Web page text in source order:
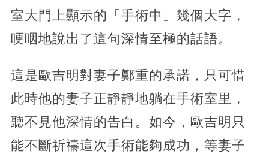
室大門上顯示的「手術中」幾個大字，
哽咽地說出了這句深情至極的話語。
這是歐吉明對妻子鄭重的承諾，只可惜
此時他的妻子正靜靜地躺在手術室里，
聽不見他深情的告白。如今，歐吉明只
能不斷祈禱這次手術能夠成功，等妻子